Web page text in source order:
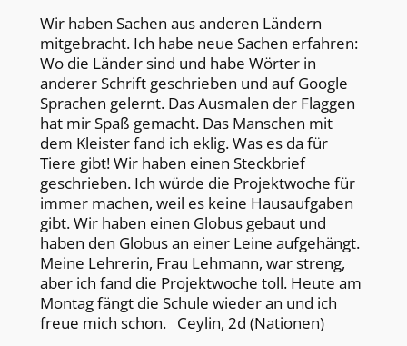
Wir haben Sachen aus anderen Ländern
mitgebracht. Ich habe neue Sachen erfahren:
Wo die Länder sind und habe Wörter in
anderer Schrift geschrieben und auf Google
Sprachen gelernt. Das Ausmalen der Flaggen
hat mir Spaß gemacht. Das Manschen mit
dem Kleister fand ich eklig. Was es da für
Tiere gibt! Wir haben einen Steckbrief
geschrieben. Ich würde die Projektwoche für
immer machen, weil es keine Hausaufgaben
gibt. Wir haben einen Globus gebaut und
haben den Globus an einer Leine aufgehängt.
Meine Lehrerin, Frau Lehmann, war streng,
aber ich fand die Projektwoche toll. Heute am
Montag fängt die Schule wieder an und ich
freue mich schon. Ceylin, 2d (Nationen)